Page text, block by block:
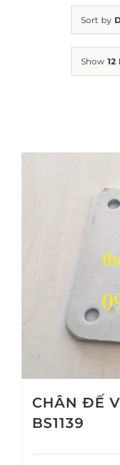
Sort by
Show 12
CHÂN ĐẾ
BS1139